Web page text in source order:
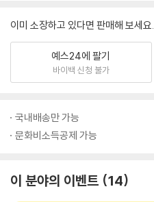
이미 소장하고 있다면 판매해 보세요.
예스24에 팔기
바이백 신청 불가
국내배송만 가능
문화비소득공제 가능
이 분야의 이벤트 14